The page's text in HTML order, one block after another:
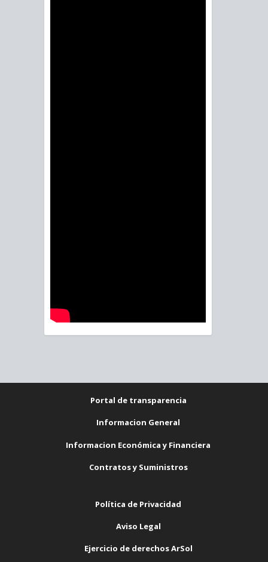
Portal de transparencia
Informacion General
Informacion Económica y Financiera
Contratos y Suministros
Política de Privacidad
Aviso Legal
Ejercicio de derechos ArSol